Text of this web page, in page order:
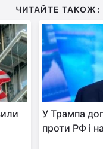
ЧИТАЙТЕ ТАКОЖ:
У Трампа
проти РФ і